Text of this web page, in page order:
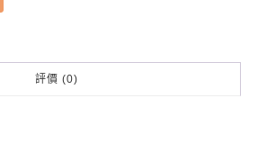
評價 (0)